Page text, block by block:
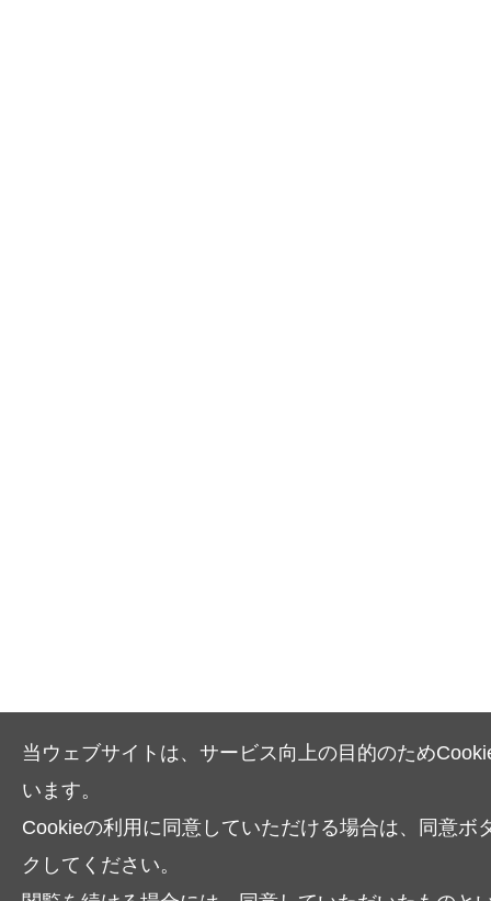
当ウェブサイトは、サービス向上の目的のため
います。
Cookieの利用に同意していただける場合は、同意ボ
クしてください。